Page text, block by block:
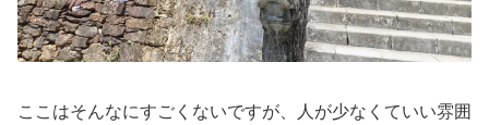
ここはそんなにすごくないですが、人が少なくていい雰囲